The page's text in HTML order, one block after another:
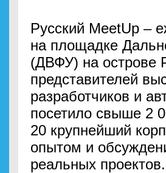
Русский MeetUp –
на площадке
(ДВФУ) на острове
представителей
разработчиков и
посетило свыше 2
20 крупнейший
опытом и
реальных проектов.